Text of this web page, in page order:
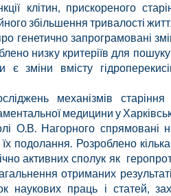
клітин, прискореного
збільшення тривалості
запрограмовані
низку критеріїв для
вмісту гідроперекисів
механізмів старіння
медицини у
О.В. Нагорного спрямовані
подолання. Розроблено
активних сполук як
отриманих
наукових праць і статей,